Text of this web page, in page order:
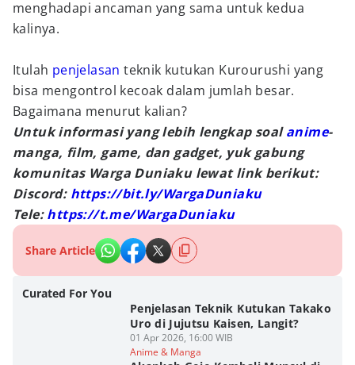
menghadapi ancaman yang sama untuk kedua
kalinya.
Itulah penjelasan teknik kutukan Kurourushi yang
bisa mengontrol kecoak dalam jumlah besar.
Bagaimana menurut kalian?
Untuk informasi yang lebih lengkap soalanime-
manga, film, game, dan gadget, yuk gabung
komunitas Warga Duniaku lewat link berikut:
Discord: https://bit.ly/WargaDuniaku
Tele:https://t.me/WargaDuniaku
Share Article
Curated For You
Penjelasan Teknik Kutukan Takako
Uro di Jujutsu Kaisen, Langit?
01 Apr 2026, 16:00 WIB
Anime & Manga